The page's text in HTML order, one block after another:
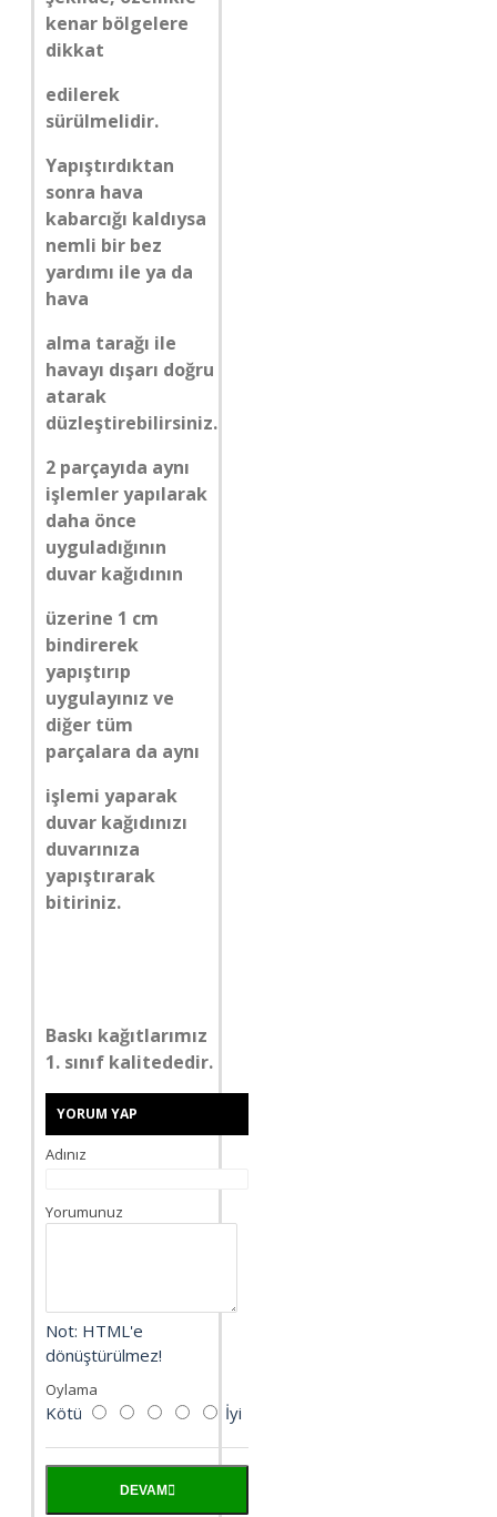
kenar bölgelere
dikkat
edilerek
sürülmelidir.
Yapıştırdıktan
sonra hava
kabarcığı kaldıysa
nemli bir bez
yardımı ile ya da
hava
alma tarağı ile
havayı dışarı doğru
atarak
düzleştirebilirsiniz.
2 parçayıda aynı
işlemler yapılarak
daha önce
uyguladığının
duvar kağıdının
üzerine 1 cm
bindirerek
yapıştırıp
uygulayınız ve
diğer tüm
parçalara da aynı
işlemi yaparak
duvar kağıdınızı
duvarınıza
yapıştırarak
bitiriniz.
Baskı kağıtlarımız
1. sınıf kalitededir.
YORUM YAP
Adınız
Yorumunuz
Not: HTML'e
dönüştürülmez!
Oylama
Kötü İyi
DEVAM